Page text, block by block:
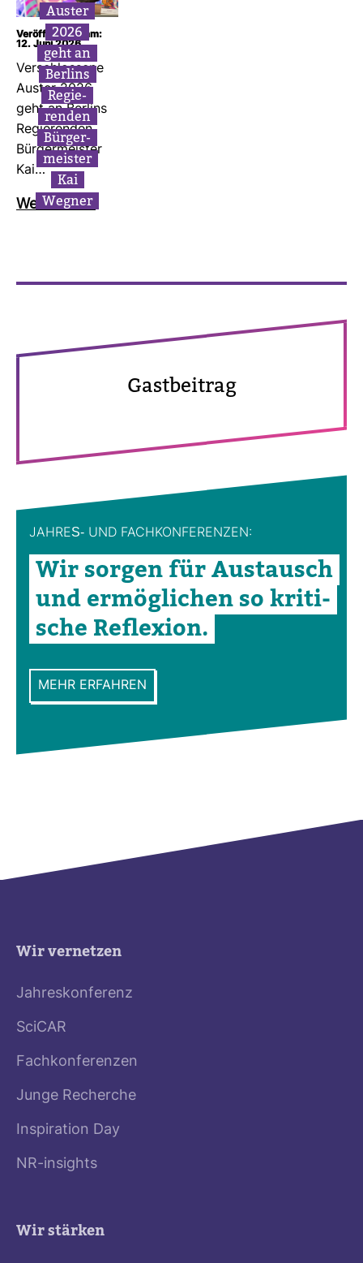
Auster
2026
geht an
Ber­lins
Regie­
renden
Bür­ger­
meister
Kai
Wegner
Veröffentlicht am:
12. Juni 2026
Ver­schlos­sene
Auster 2026
geht an Ber­lins
Regie­renden
Bür­ger­meister
Kai…
Wei­ter­lesen
Gast­bei­trag
JAHRES-​ UND FACH­KON­FE­RENZEN:
Wir sorgen für Aus­tausch
und ermög­li­chen so kri­ti­
sche Refle­xion.
MEHR ERFAHREN
Wir vernetzen
Jahreskonferenz
SciCAR
Fachkonferenzen
Junge Recherche
Inspiration Day
NR-insights
Wir stärken